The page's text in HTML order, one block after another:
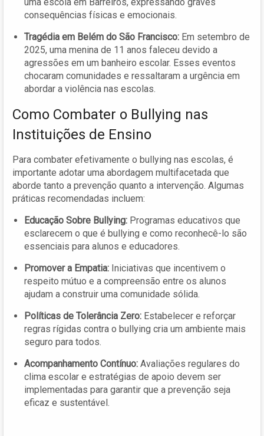
uma escola em Barreiros, expressando graves
consequências físicas e emocionais.
Tragédia em Belém do São Francisco: Em setembro de
2025, uma menina de 11 anos faleceu devido a
agressões em um banheiro escolar. Esses eventos
chocaram comunidades e ressaltaram a urgência em
abordar a violência nas escolas.
Como Combater o Bullying nas
Instituições de Ensino
Para combater efetivamente o bullying nas escolas, é
importante adotar uma abordagem multifacetada que
aborde tanto a prevenção quanto a intervenção. Algumas
práticas recomendadas incluem:
Educação Sobre Bullying: Programas educativos que
esclarecem o que é bullying e como reconhecê-lo são
essenciais para alunos e educadores.
Promover a Empatia: Iniciativas que incentivem o
respeito mútuo e a compreensão entre os alunos
ajudam a construir uma comunidade sólida.
Políticas de Tolerância Zero: Estabelecer e reforçar
regras rígidas contra o bullying cria um ambiente mais
seguro para todos.
Acompanhamento Contínuo: Avaliações regulares do
clima escolar e estratégias de apoio devem ser
implementadas para garantir que a prevenção seja
eficaz e sustentável.